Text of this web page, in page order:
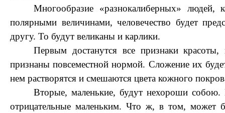
Многообразие «разнокалиберных» людей,
полярными величинами, человечество будет
другу. То будут великаны и карлики.
Первым достанутся все признаки
признаны повсеместной нормой. Сложение их
нем растворятся и смешаются цвета кожного
Вторые, маленькие, будут нехороши собою.
отрицательные маленьким. Что ж, в том, может